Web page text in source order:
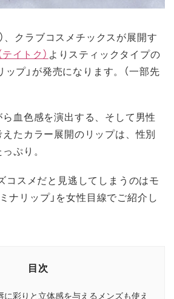
、クラブコスメチックスが展開す
テイトク） よりスティックタイプの
ップ」が発売になります。（一部先
血色感を演出する、そして男性
たカラー展開のリップは、性別
ぷり。
コスメだと見逃してしまうのはモ
ナリップ」を女性目線でご紹介し
目次
彩りと立体感を与えるメンズも使え